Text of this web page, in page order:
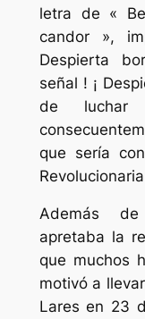
letra de «
candor »,
Despierta
señal ! ¡
de luchar
que sería
Además
apretaba la
que muchos
motivó a
Lares en 23